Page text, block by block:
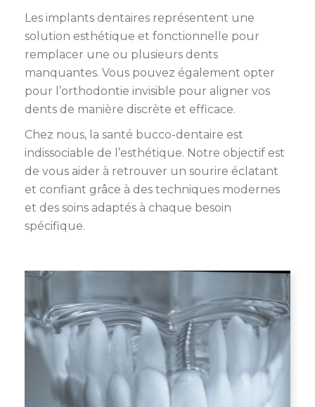
Les implants dentaires représentent une
solution esthétique et fonctionnelle pour
remplacer une ou plusieurs dents
manquantes. Vous pouvez également opter
pour l’orthodontie invisible pour aligner vos
dents de manière discrète et efficace.
Chez nous, la santé bucco-dentaire est
indissociable de l’esthétique. Notre objectif est
de vous aider à retrouver un sourire éclatant
et confiant grâce à des techniques modernes
et des soins adaptés à chaque besoin
spécifique.